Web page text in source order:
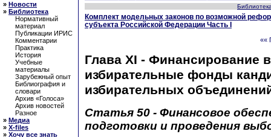
» Новости
» Библиотека
Нормативный
материал
Публикации ИРИС
Комментарии
Практика
История
Учебные
материалы
Зарубежный опыт
Библиография и
словари
Архив «Голоса»
Архив новостей
Разное
» Медиа
» X-files
» Хочу все знать
Комплект модельных законов по возможной
субъекта Российской Федерации Часть I
««
Глава XI - Финансирование
избирательные фонды
избирательных
Статья 50 - Финансовое
подготовки и проведения